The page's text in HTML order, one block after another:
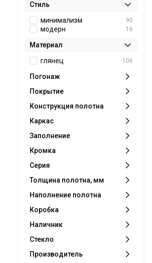
Стиль
минимализм
90
модерн 16
Материал
глянец
106
Погонаж
Покрытие
Конструкция полотна
Каркас
Заполнение
Кромка
Серия
Толщина полотна, мм
Наполнение полотна
Коробка
Наличник
Стекло
Производитель